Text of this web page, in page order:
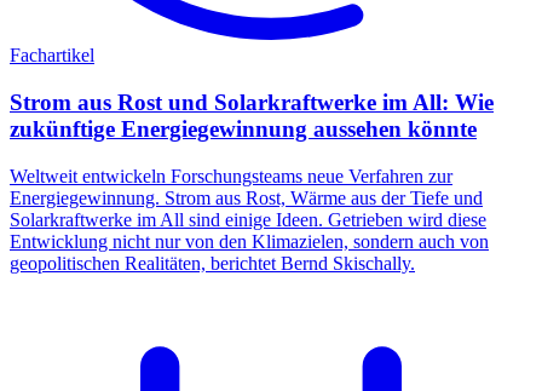
Fachartikel
Strom aus Rost und Solarkraftwerke im All: Wie
zukünftige Energiegewinnung aussehen könnte
Weltweit entwickeln Forschungsteams neue Verfahren zur
Energiegewinnung. Strom aus Rost, Wärme aus der Tiefe und
Solarkraftwerke im All sind einige Ideen. Getrieben wird diese
Entwicklung nicht nur von den Klimazielen, sondern auch von
geopolitischen Realitäten, berichtet Bernd Skischally.